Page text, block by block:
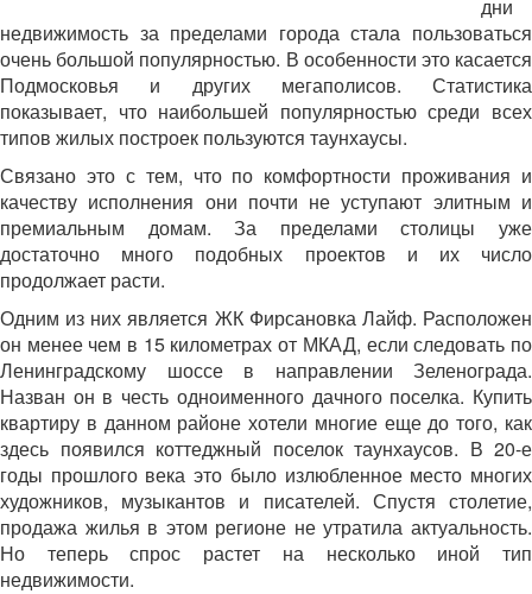
дни
недвижимость за пределами города стала пользоваться
очень большой популярностью. В особенности это касается
Подмосковья и других мегаполисов. Статистика
показывает, что наибольшей популярностью среди всех
типов жилых построек пользуются таунхаусы.
Связано это с тем, что по комфортности проживания и
качеству исполнения они почти не уступают элитным и
премиальным домам. За пределами столицы уже
достаточно много подобных проектов и их число
продолжает расти.
Одним из них является ЖК Фирсановка Лайф. Расположен
он менее чем в 15 километрах от МКАД, если следовать по
Ленинградскому шоссе в направлении Зеленограда.
Назван он в честь одноименного дачного поселка. Купить
квартиру в данном районе хотели многие еще до того, как
здесь появился коттеджный поселок таунхаусов. В 20-е
годы прошлого века это было излюбленное место многих
художников, музыкантов и писателей. Спустя столетие,
продажа жилья в этом регионе не утратила актуальность.
Но теперь спрос растет на несколько иной тип
недвижимости.